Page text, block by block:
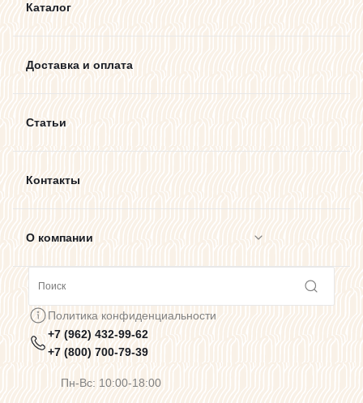
Каталог
Доставка и оплата
Статьи
Контакты
О компании
Предупреждения о цветопередаче
Политика конфиденциальности
+7 (962) 432-99-62
+7 (800) 700-79-39
Пн-Вс: 10:00-18:00